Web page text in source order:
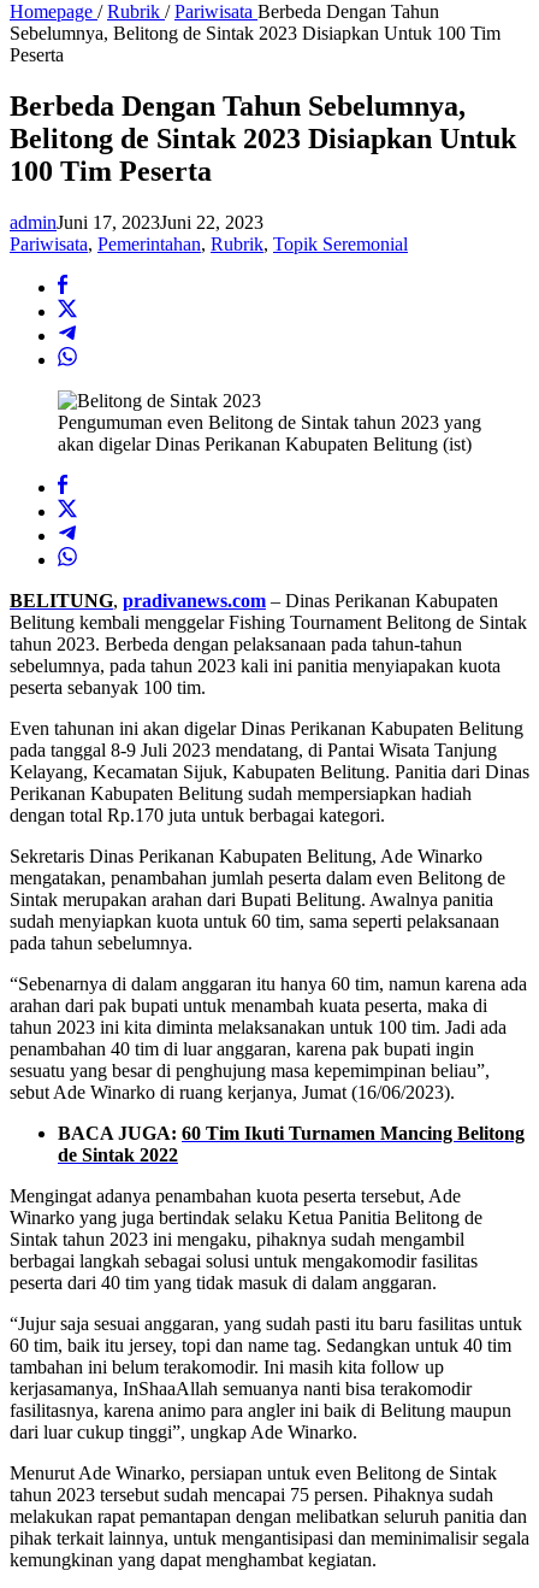
Homepage / Rubrik / Pariwisata Berbeda Dengan Tahun
Sebelumnya, Belitong de Sintak 2023 Disiapkan Untuk 100 Tim
Peserta
Berbeda Dengan Tahun Sebelumnya,
Belitong de Sintak 2023 Disiapkan Untuk
100 Tim Peserta
adminJuni 17, 2023Juni 22, 2023
Pariwisata, Pemerintahan, Rubrik, Topik Seremonial
Pengumuman even Belitong de Sintak tahun 2023 yang
akan digelar Dinas Perikanan Kabupaten Belitung (ist)
BELITUNG, pradivanews.com – Dinas Perikanan Kabupaten
Belitung kembali menggelar Fishing Tournament Belitong de Sintak
tahun 2023. Berbeda dengan pelaksanaan pada tahun-tahun
sebelumnya, pada tahun 2023 kali ini panitia menyiapakan kuota
peserta sebanyak 100 tim.
Even tahunan ini akan digelar Dinas Perikanan Kabupaten Belitung
pada tanggal 8-9 Juli 2023 mendatang, di Pantai Wisata Tanjung
Kelayang, Kecamatan Sijuk, Kabupaten Belitung. Panitia dari Dinas
Perikanan Kabupaten Belitung sudah mempersiapkan hadiah
dengan total Rp.170 juta untuk berbagai kategori.
Sekretaris Dinas Perikanan Kabupaten Belitung, Ade Winarko
mengatakan, penambahan jumlah peserta dalam even Belitong de
Sintak merupakan arahan dari Bupati Belitung. Awalnya panitia
sudah menyiapkan kuota untuk 60 tim, sama seperti pelaksanaan
pada tahun sebelumnya.
“Sebenarnya di dalam anggaran itu hanya 60 tim, namun karena ada
arahan dari pak bupati untuk menambah kuata peserta, maka di
tahun 2023 ini kita diminta melaksanakan untuk 100 tim. Jadi ada
penambahan 40 tim di luar anggaran, karena pak bupati ingin
sesuatu yang besar di penghujung masa kepemimpinan beliau”,
sebut Ade Winarko di ruang kerjanya, Jumat (16/06/2023).
BACA JUGA: 60 Tim Ikuti Turnamen Mancing Belitong
de Sintak 2022
Mengingat adanya penambahan kuota peserta tersebut, Ade
Winarko yang juga bertindak selaku Ketua Panitia Belitong de
Sintak tahun 2023 ini mengaku, pihaknya sudah mengambil
berbagai langkah sebagai solusi untuk mengakomodir fasilitas
peserta dari 40 tim yang tidak masuk di dalam anggaran.
“Jujur saja sesuai anggaran, yang sudah pasti itu baru fasilitas untuk
60 tim, baik itu jersey, topi dan name tag. Sedangkan untuk 40 tim
tambahan ini belum terakomodir. Ini masih kita follow up
kerjasamanya, InShaaAllah semuanya nanti bisa terakomodir
fasilitasnya, karena animo para angler ini baik di Belitung maupun
dari luar cukup tinggi”, ungkap Ade Winarko.
Menurut Ade Winarko, persiapan untuk even Belitong de Sintak
tahun 2023 tersebut sudah mencapai 75 persen. Pihaknya sudah
melakukan rapat pemantapan dengan melibatkan seluruh panitia dan
pihak terkait lainnya, untuk mengantisipasi dan meminimalisir segala
kemungkinan yang dapat menghambat kegiatan.